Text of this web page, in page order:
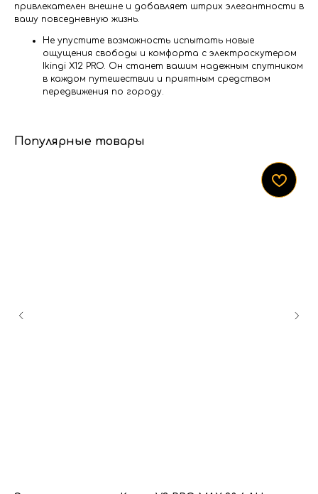
привлекателен внешне и добавляет штрих элегантности в
вашу повседневную жизнь.
Не упустите возможность испытать новые
ощущения свободы и комфорта с электроскутером
Ikingi X12 PRO. Он станет вашим надежным спутником
в каждом путешествии и приятным средством
передвижения по городу.
Популярные товары